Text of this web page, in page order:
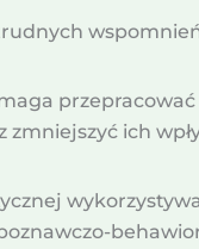
ich